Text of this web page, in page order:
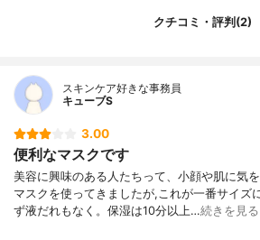
添レシチン、レシ
フェノキシエタノ
内容量
香り
製造国
内容量のバリエーション
なし
クチコミ・評判(2)
スキンケア好きな事務員
キューブS
3.00
便利なマスクです
美容に興味のある人たちって、小顔や肌に気
マスクを使ってきましたが,これが一番サイズ
ず液だれもなく。保湿は10分以上…続きを見る